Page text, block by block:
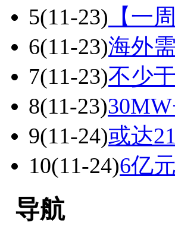
5(11-23) 【一
6(11-23)海外
7(11-23)不少
8(11-23)
9(11-24)或达
10(11-24)6亿
导航